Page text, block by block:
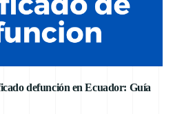
defunción en Ecuador: Guía